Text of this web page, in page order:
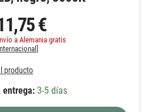
€
a Alemania gratis
producto
entrega:3-5 días